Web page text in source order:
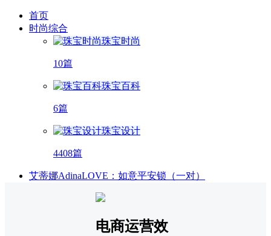
首页
时尚综合
珠宝时尚
10篇
珠宝百科
6篇
珠宝设计
4408篇
艾蒂娜AdinaLOVE：如意平安锁（一对）
电商运营效